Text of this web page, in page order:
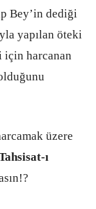
Bey’in dediği
yapılan öteki
için harcanan
üzere
ı